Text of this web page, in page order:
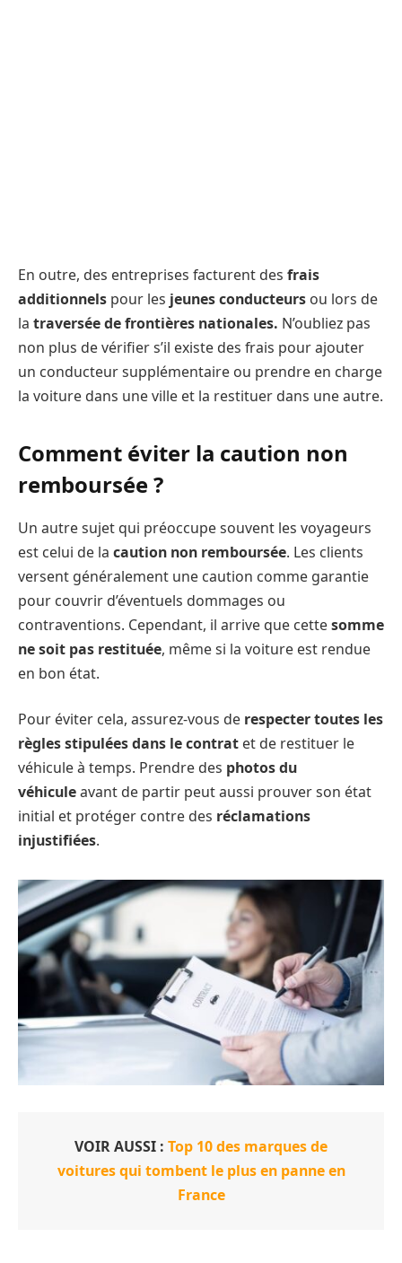
En outre, des entreprises facturent des frais
additionnels pour les jeunes conducteurs ou lors de
la traversée de frontières nationales. N’oubliez pas
non plus de vérifier s’il existe des frais pour ajouter
un conducteur supplémentaire ou prendre en charge
la voiture dans une ville et la restituer dans une autre.
Comment éviter la caution non
remboursée ?
Un autre sujet qui préoccupe souvent les voyageurs
est celui de la caution non remboursée. Les clients
versent généralement une caution comme garantie
pour couvrir d’éventuels dommages ou
contraventions. Cependant, il arrive que cettesomme
ne soit pas restituée, même si la voiture est rendue
en bon état.
Pour éviter cela, assurez-vous de respecter toutes les
règles stipulées dans le contrat et de restituer le
véhicule à temps. Prendre des photos du
véhiculeavant de partir peut aussi prouver son état
initial et protéger contre des réclamations
injustifiées.
VOIR AUSSI : Top 10 des marques de
voitures qui tombent le plus en panne en
France